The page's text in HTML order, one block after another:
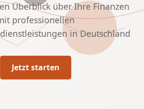
Überblick über Ihre Finanzen
professionellen
in Deutschland
Jetzt starten